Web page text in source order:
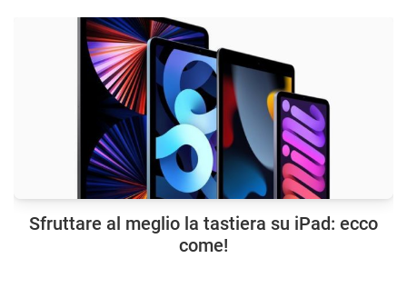
Sfruttare al meglio la tastiera su iPad: ecco
come!